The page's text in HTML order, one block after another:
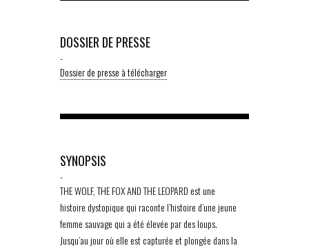
DOSSIER DE PRESSE
-
Dossier de presse à télécharger
SYNOPSIS
-
THE WOLF, THE FOX AND THE LEOPARD est une
histoire dystopique qui raconte l’histoire d’une jeune
femme sauvage qui a été élevée par des loups.
Jusqu’au jour où elle est capturée et plongée dans la